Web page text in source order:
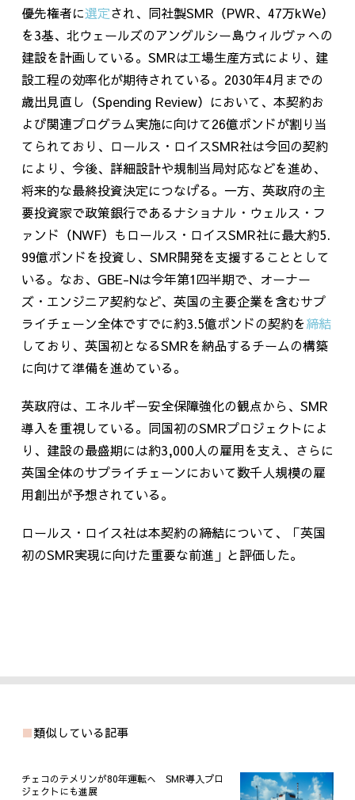
優先権者に選定され、同社製SMR （PWR、 47万kWe）
を3基、北ウェールズのアングルシー島ウィルヴァへの
建設を計画している。SMRは工場生産方式により、建
設工程の効率化が期待されている。2030年4月までの
歳出見直し（Spending Review）において、本契約お
よび関連プログラム実施に向けて26億ポンドが割り当
てられており、ロールス・ロイスSMR社は今回の契約
により、今後、詳細設計や規制当局対応などを進め、
将来的な最終投資決定につなげる。一方、英政府の主
要投資家で政策銀行であるナショナル・ウェルス・フ
ァンド（NWF）もロールス・ロイスSMR社に最大約5.
99億ポンドを投資し、 SMR開発を支援することとして
いる。なお、 GBE-Nは今年第1四半期で、オーナー
ズ・エンジニア契約など、英国の主要企業を含むサプ
ライチェーン全体ですでに約3.5億ポンドの契約を締結
しており、英国初となるSMRを納品するチームの構築
に向けて準備を進めている。
英政府は、エネルギー安全保障強化の観点から、SMR
導入を重視している。同国初のSMRプロジェクトによ
り、建設の最盛期には約3,000人の雇用を支え、さらに
英国全体のサプライチェーンにおいて数千人規模の雇
用創出が予想されている。
ロールス・ロイス社は本契約の締結について、「英国
初のSMR実現に向けた重要な前進」と評価した。
類似している記事
チェコのテメリンが80年運転へ SMR導入プロ
ジェクトにも進展